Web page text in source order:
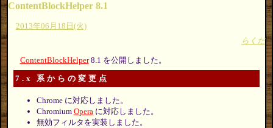
ContentBlockHelper 8.1
2013年06月18日(火)
らくだ
ContentBlockHelper8.1 を公開しました。
7.x 系からの変更点
Chrome に対応しました。
Chromium Operaに対応しました。
無効フィルタを実装しました。